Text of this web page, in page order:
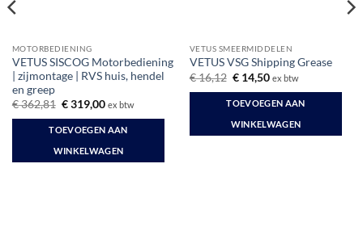
MOTORBEDIENING
VETUS SISCOG Motorbediening
| zijmontage | RVS huis, hendel
en greep
€362,81 Oorspronkelijke
was:
€ 362,81.
€319,00Huidige
is:
€ 319,00.
ex btw
TOEVOEGEN AAN
WINKELWAGEN
VETUS SMEERMIDDELEN
VETUS VSG Shipping Grease
€16,12 Oorspronkelijke
was:
€ 16,12.
€14,50Huidige
is:
€ 14,50.
ex btw
TOEVOEGEN AAN
WINKELWAGEN